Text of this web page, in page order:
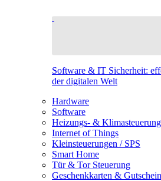
Software & IT Sicherheit:
der digitalen Welt
Hardware
Software
Heizungs- & Klimasteuerung
Internet of Things
Kleinsteuerungen / SPS
Smart Home
Tür & Tor Steuerung
Geschenkkarten &